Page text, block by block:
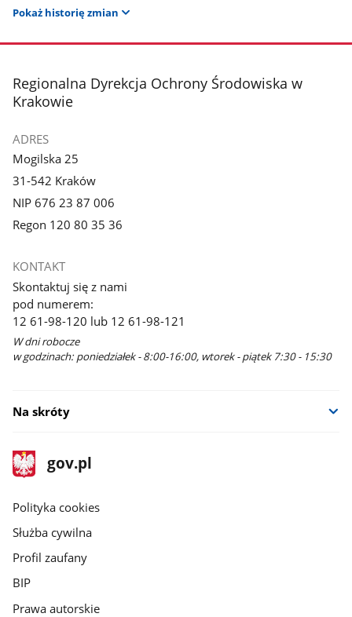
Pokaż historię zmian
stopka
Regionalna Dyrekcja Ochrony Środowiska w
Krakowie
ADRES
Mogilska 25
31-542 Kraków
NIP 676 23 87 006
Regon 120 80 35 36
KONTAKT
Skontaktuj się z nami
pod numerem:
12 61-98-120 lub 12 61-98-121
W dni robocze
w godzinach: poniedziałek - 8:00-16:00, wtorek - piątek 7:30 - 15:30
Na skróty
stopka
gov.pl
Strona
gov.pl
gov.pl
Polityka cookies
Służba cywilna
Profil zaufany
BIP
Prawa autorskie